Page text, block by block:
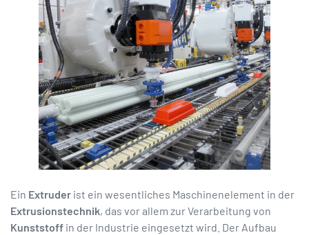
Ein Extruder ist ein wesentliches Maschinenelement in der
Extrusionstechnik, das vor allem zur Verarbeitung von
Kunststoff in der Industrie eingesetzt wird. Der Aufbau